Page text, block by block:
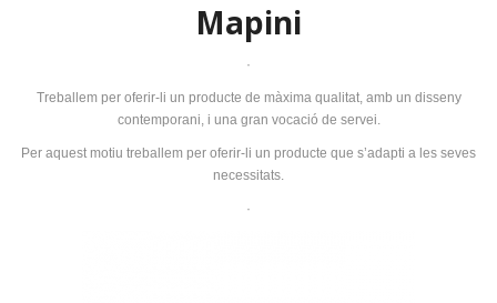
Mapini
·
Treballem per oferir-li un producte de màxima qualitat, amb un disseny
contemporani, i una gran vocació de servei.
Per aquest motiu treballem per oferir-li un producte que s’adapti a les seves
necessitats.
·